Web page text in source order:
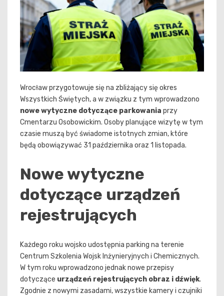
Wrocław przygotowuje się na zbliżający się okres
Wszystkich Świętych, a w związku z tym wprowadzono
nowe wytyczne dotyczące parkowania przy
Cmentarzu Osobowickim. Osoby planujące wizytę w tym
czasie muszą być świadome istotnych zmian, które
będą obowiązywać 31 października oraz 1 listopada.
Nowe wytyczne
dotyczące urządzeń
rejestrujących
Każdego roku wojsko udostępnia parking na terenie
Centrum Szkolenia Wojsk Inżynieryjnych i Chemicznych.
W tym roku wprowadzono jednak nowe przepisy
dotyczące urządzeń rejestrujących obraz i dźwięk.
Zgodnie z nowymi zasadami, wszystkie kamery i czujniki